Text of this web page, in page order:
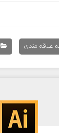
علاقه مندی